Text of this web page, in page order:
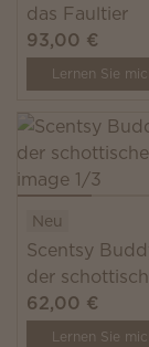
das Faultier
93,00 €
Lernen Sie
Neu
Scentsy
der
62,00 €
Lernen Sie